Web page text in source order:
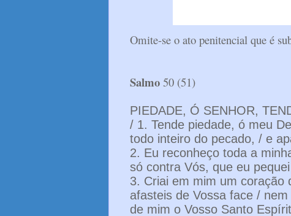
Omite-se o ato penitencial que é
Salmo 50 (51)
PIEDADE, Ó SENHOR,
/ 1. Tende piedade, ó meu
todo inteiro do pecado, / e
2. Eu reconheço toda a
só contra Vós, que eu
3. Criai em mim um coração
afasteis de Vossa face /
de mim o Vosso Santo